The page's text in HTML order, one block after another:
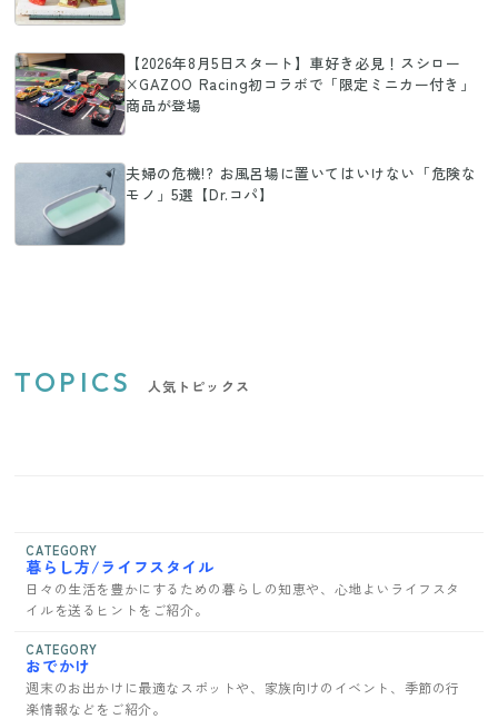
【2026年8月5日スタート】車好き必見！スシロー
×GAZOO Racing初コラボで「限定ミニカー付き」
商品が登場
夫婦の危機!? お風呂場に置いてはいけない「危険な
モノ」5選【Dr.コパ】
TOPICS 人気トピックス
CATEGORY
暮らし方/ライフスタイル
日々の生活を豊かにするための暮らしの知恵や、心地よいライフスタ
イルを送るヒントをご紹介。
CATEGORY
おでかけ
週末のお出かけに最適なスポットや、家族向けのイベント、季節の行
楽情報などをご紹介。